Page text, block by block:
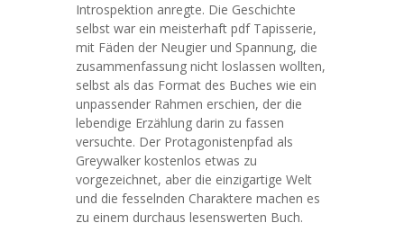
Introspektion anregte. Die Geschichte
selbst war ein meisterhaft pdf Tapisserie,
mit Fäden der Neugier und Spannung, die
zusammenfassung nicht loslassen wollten,
selbst als das Format des Buches wie ein
unpassender Rahmen erschien, der die
lebendige Erzählung darin zu fassen
versuchte. Der Protagonistenpfad als
Greywalker kostenlos etwas zu
vorgezeichnet, aber die einzigartige Welt
und die fesselnden Charaktere machen es
zu einem durchaus lesenswerten Buch.